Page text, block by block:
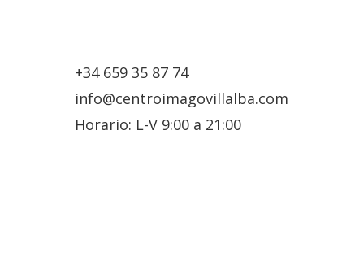
+34 659 35 87 74
info@centroimagovillalba.com
Horario: L-V 9:00 a 21:00